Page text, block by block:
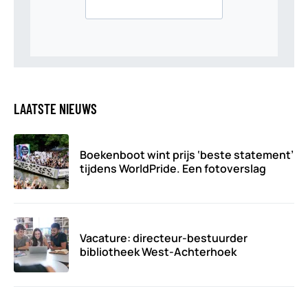
LAATSTE NIEUWS
Boekenboot wint prijs ‘beste statement’
tijdens WorldPride. Een fotoverslag
Vacature: directeur-bestuurder
bibliotheek West-Achterhoek